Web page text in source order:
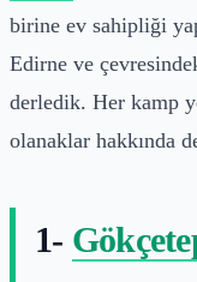
birine ev sahipliği
Edirne ve
derledik. Her kamp
olanaklar hakkında
1-